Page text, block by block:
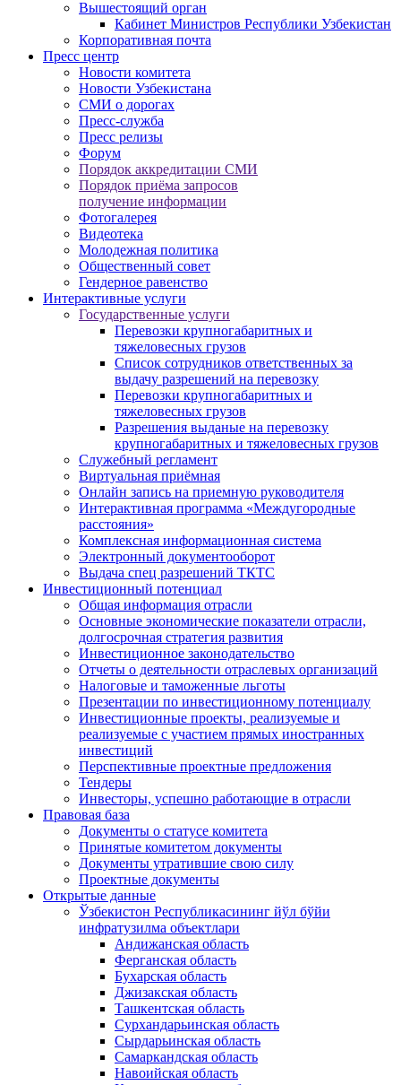
Вышестоящий орган
Кабинет Министров Республики Узбекистан
Корпоративная почта
Пресс центр
Новости комитета
Новости Узбекистана
СМИ о дорогах
Пресс-служба
Пресс релизы
Форум
Порядок аккредитации СМИ
Порядок приёма запросов
получение информации
Фотогалерея
Видеотека
Молодежная политика
Общественный совет
Гендерное равенство
Интерактивные услуги
Государственные услуги
Перевозки крупногабаритных и
тяжеловесных грузов
Список сотрудников ответственных за
выдачу разрешений на перевозку
Перевозки крупногабаритных и
тяжеловесных грузов
Разрешения выданые на перевозку
крупногабаритных и тяжеловесных грузов
Служебный регламент
Виртуальная приёмная
Онлайн запись на приемную руководителя
Интерактивная программа «Междугородные
расстояния»
Комплексная информационная система
Электронный документооборот
Выдача спец разрешений ТКТС
Инвестиционный потенциал
Общая информация отрасли
Основные экономические показатели отрасли,
долгосрочная стратегия развития
Инвестиционное законодательство
Отчеты о деятельности отраслевых организаций
Налоговые и таможенные льготы
Презентации по инвестиционному потенциалу
Инвестиционные проекты, реализуемые и
реализуемые с участием прямых иностранных
инвестиций
Перспективные проектные предложения
Тендеры
Инвесторы, успешно работающие в отрасли
Правовая база
Документы о статусе комитета
Принятые комитетом документы
Документы утратившие свою силу
Проектные документы
Открытые данные
Ўзбекистон Республикасининг йўл бўйи
инфратузилма объектлари
Андижанская область
Ферганская область
Бухарская область
Джизакская область
Ташкентская область
Сурхандарьинская область
Сырдарьинская область
Самаркандская область
Навоийская область